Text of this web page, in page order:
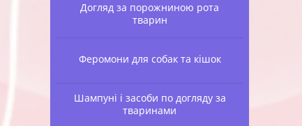
Догляд за порожниною рота
тварин
Феромони для собак та кішок
Шампуні і засоби по догляду за
тваринами